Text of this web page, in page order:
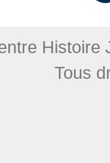
Histoire
Tous